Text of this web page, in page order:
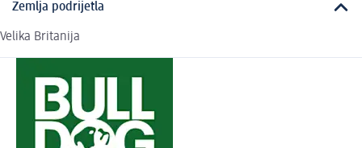
Zemlja podrijetla
Velika Britanija